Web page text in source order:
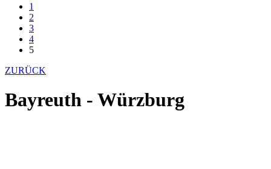
1
2
3
4
5
ZURÜCK
Bayreuth - Würzburg